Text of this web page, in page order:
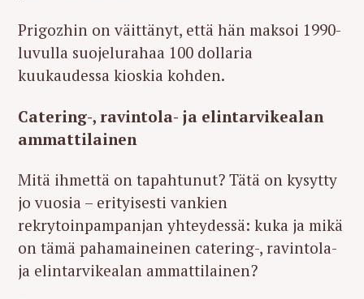
Prigozhin on väittänyt, että hän maksoi 1990-
luvulla suojelurahaa 100 dollaria
kuukaudessa kioskia kohden.
Catering-, ravintola- ja elintarvikealan
ammattilainen
Mitä ihmettä on tapahtunut? Tätä on kysytty
jo vuosia – erityisesti vankien
rekrytoinpampanjan yhteydessä: kuka ja mikä
on tämä pahamaineinen catering-, ravintola-
ja elintarvikealan ammattilainen?